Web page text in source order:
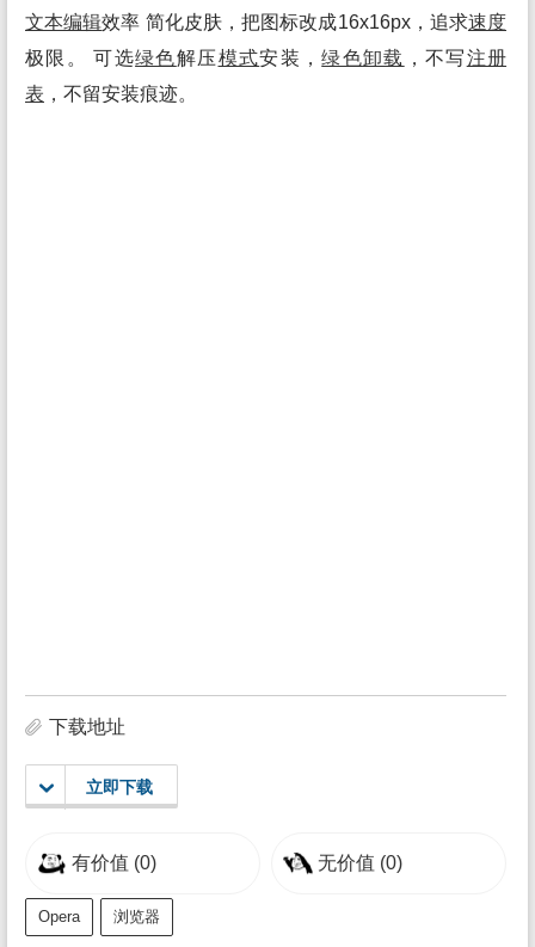
文本编辑效率 简化皮肤，把图标改成16x16px，追求速度
极限。 可选绿色解压模式安装，绿色卸载 ，不写注册
表 ，不留安装痕迹。
下载地址
立即下载
有价值 (0) 无价值 (0)
Opera 浏览器